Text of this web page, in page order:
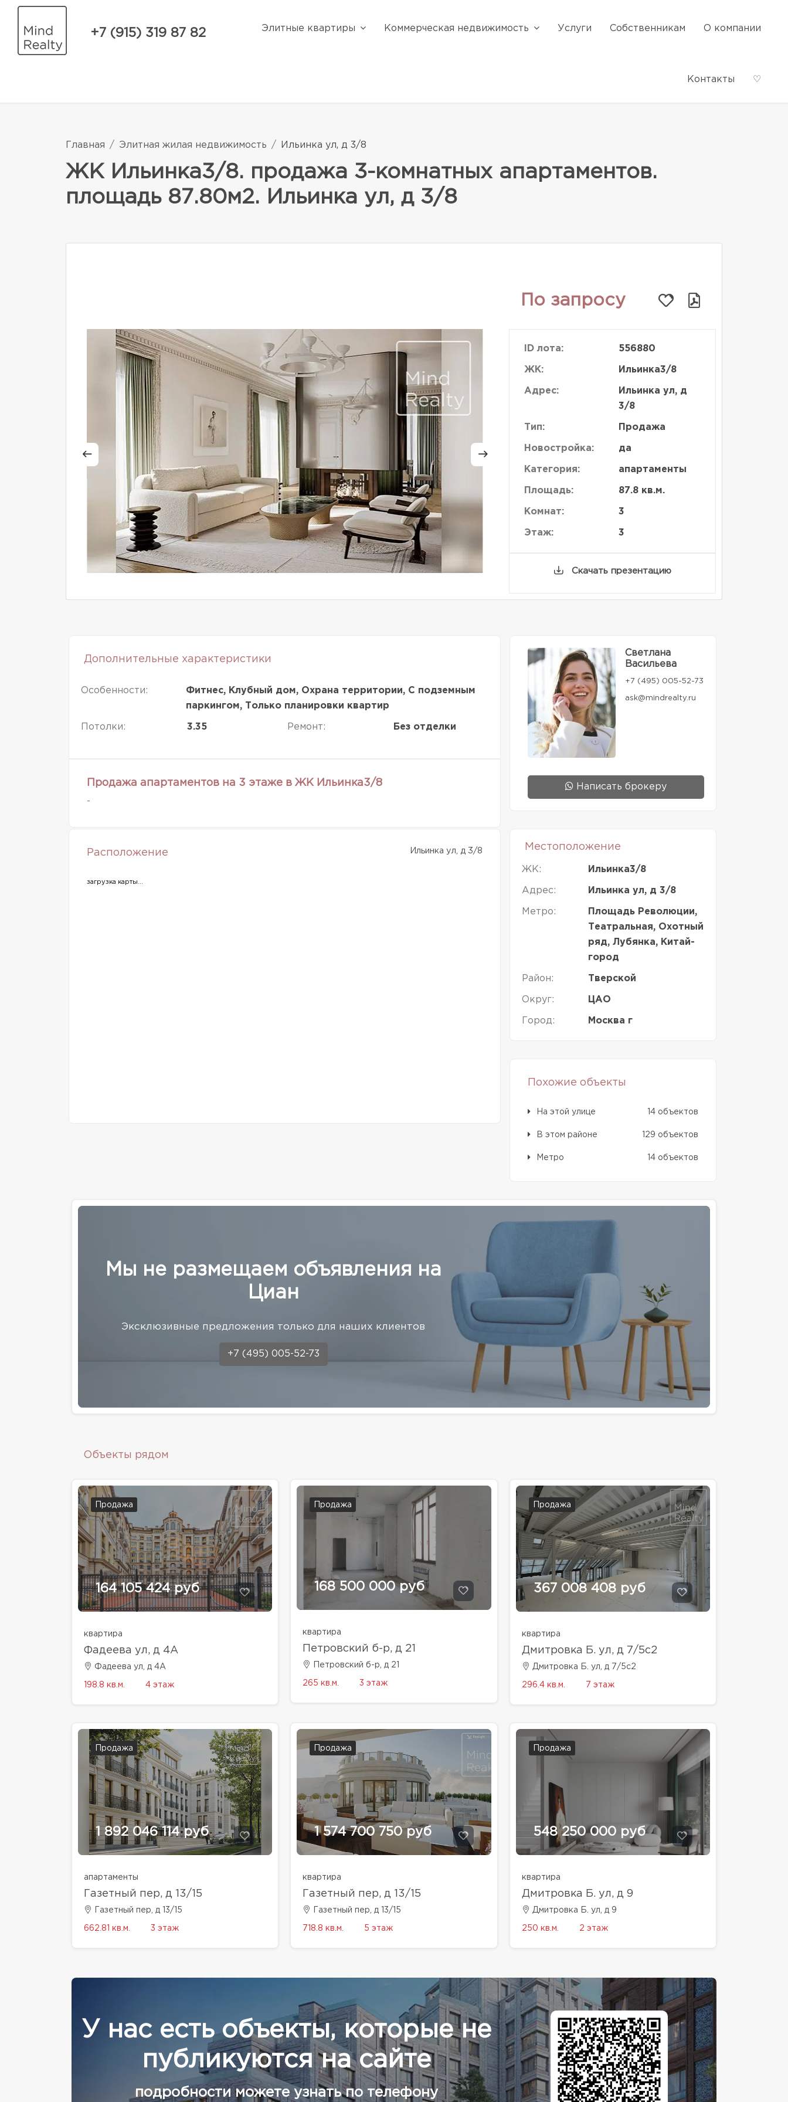
+7 (915) 319 87 82 Элитные квартиры Коммерческая недвижимость Услуги Собственникам О компании
Контакты ♡
Главная Элитная жилая недвижимость Ильинка ул, д 3/8
ЖК Ильинка3/8. продажа 3-комнатных апартаментов.
площадь 87.80м2. Ильинка ул, д 3/8
По запросу
ID лота: 556880
ЖК: Ильинка3/8
Адрес:
Ильинка ул, д
3/8
Тип: Продажа
Новостройка: да
Категория: апартаменты
Площадь: 87.8 кв.м.
Комнат: 3
Этаж: 3
Скачать презентацию
Дополнительные характеристики
Особенности:
Фитнес, Клубный дом, Охрана территории, С подземным
паркингом, Только планировки квартир
Потолки: 3.35 Ремонт: Без отделки
Продажа апартаментов на 3 этаже в ЖК Ильинка3/8
-
Светлана
Васильева
+7 (495) 005-52-73
ask@mindrealty.ru
Написать брокеру
Расположение Ильинка ул, д 3/8
загрузка карты...
Местоположение
ЖК: Ильинка3/8
Адрес: Ильинка ул, д 3/8
Метро:
Площадь Революции,
Театральная, Охотный
ряд, Лубянка, Китай-
город
Район: Тверской
Округ: ЦАО
Город: Москва г
Похожие объекты
На этой улице 14 объектов
В этом районе 129 объектов
Метро 14 объектов
Мы не размещаем объявления на
Циан
Эксклюзивные предложения только для наших клиентов
+7 (495) 005-52-73
Объекты рядом
Продажа
164 105 424 руб
квартира
Фадеева ул, д 4A
Фадеева ул, д 4A
198.8 кв.м. 4 этаж
Продажа
168 500 000 руб
квартира
Петровский б-р, д 21
Петровский б-р, д 21
265 кв.м. 3 этаж
Продажа
367 008 408 руб
квартира
Дмитровка Б. ул, д 7/5с2
Дмитровка Б. ул, д 7/5с2
296.4 кв.м. 7 этаж
Продажа
1 892 046 114 руб
апартаменты
Газетный пер, д 13/15
Газетный пер, д 13/15
662.81 кв.м. 3 этаж
Продажа
1 574 700 750 руб
квартира
Газетный пер, д 13/15
Газетный пер, д 13/15
718.8 кв.м. 5 этаж
Продажа
548 250 000 руб
квартира
Дмитровка Б. ул, д 9
Дмитровка Б. ул, д 9
250 кв.м. 2 этаж
У нас есть объекты, которые не
публикуются на сайте
подробности можете узнать по телефону